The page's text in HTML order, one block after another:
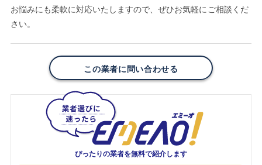
お悩みにも柔軟に対応いたしますので、ぜひお気軽にご相談くだ
さい。
この業者に問い合わせる
ぴったりの業者を無料で紹介します